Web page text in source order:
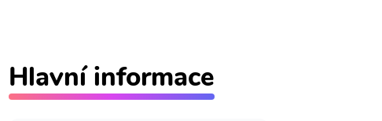
Hlavní informace